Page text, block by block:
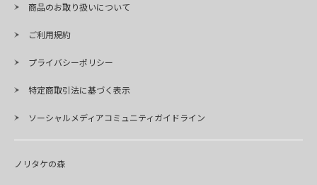
商品のお取り扱いについて
ご利用規約
プライバシーポリシー
特定商取引法に基づく表示
ソーシャルメディアコミュニティガイドライン
ノリタケの森